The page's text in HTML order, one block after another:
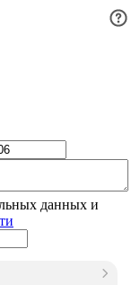
данных и